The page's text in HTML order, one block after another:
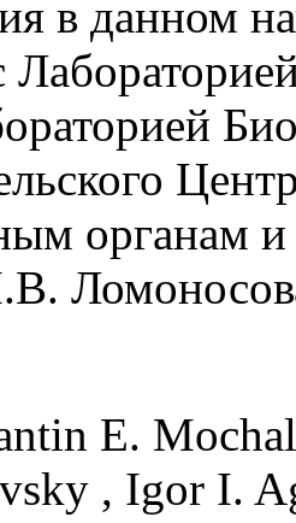
в данном
органам
E.
, Igor I.